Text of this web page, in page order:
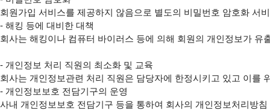
회원가입 서비스를 제공하지 않음으로 별도의 비밀번호 암호화 서
- 해킹 등에 대비한 대책
회사는 해킹이나 컴퓨터 바이러스 등에 의해 회원의 개인정보가
- 개인정보 처리 직원의 최소화 및 교육
회사는 개인정보관련 처리 직원은 담당자에 한정시키고 있고 이를
- 개인정보보호 전담기구의 운영
사내 개인정보보호 전담기구 등을 통하여 회사의 개인정보처리방